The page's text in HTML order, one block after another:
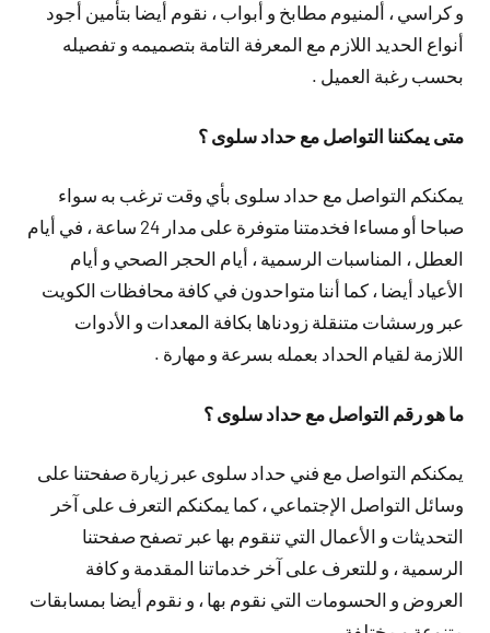
و كراسي ، ألمنيوم مطابخ و أبواب ، نقوم أيضا بتأمين أجود
أنواع الحديد اللازم مع المعرفة التامة بتصميمه و تفصيله
بحسب رغبة العميل .
متى يمكننا التواصل مع حداد سلوى ؟
يمكنكم التواصل مع حداد سلوى بأي وقت ترغب به سواء
صباحا أو مساءا فخدمتنا متوفرة على مدار 24 ساعة ، في أيام
العطل ، المناسبات الرسمية ، أيام الحجر الصحي و أيام
الأعياد أيضا ، كما أننا متواحدون في كافة محافظات الكويت
عبر ورسشات متنقلة زودناها بكافة المعدات و الأدوات
اللازمة لقيام الحداد بعمله بسرعة و مهارة .
ما هو رقم التواصل مع حداد سلوى ؟
يمكنكم التواصل مع فني حداد سلوى عبر زيارة صفحتنا على
وسائل التواصل الإجتماعي ، كما يمكنكم التعرف على آخر
التحديثات و الأعمال التي تنقوم بها عبر تصفح صفحتنا
الرسمية ، و للتعرف على آخر خدماتنا المقدمة و كافة
العروض و الحسومات التي نقوم بها ، و نقوم أيضا بمسابقات